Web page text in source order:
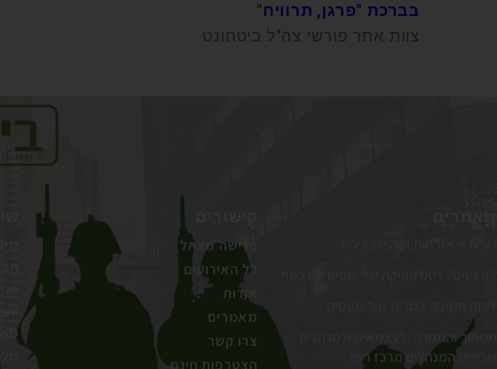
בברכת "פרגן, תרוויח"
צוות אתר פורשי צה"ל ביטחונט
תמחור והמחרה :לעצמאים ולמנהלים
שכירים המנהלים מרכז רווח
פרישה מצהל
כל האירועים
אודות
מאמרים
צרו קשר
הצטרפות חינם